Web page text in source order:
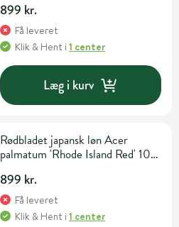
899 kr.
Få leveret
Klik & Hent i1 center
Læg i kurv
Rødbladet japansk løn Acer
palmatum 'Rhode Island Red' 10
899 kr.
Få leveret
Klik & Hent i1 center